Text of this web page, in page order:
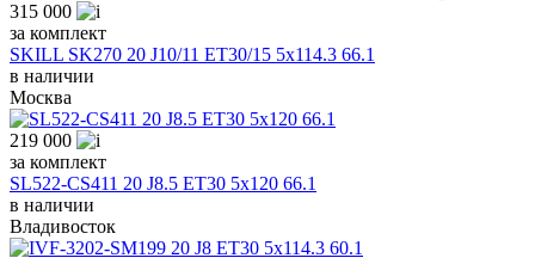
315 000
за комплект
SKILL SK270 20 J10/11 ET30/15 5x114.3 66.1
в наличии
Москва
219 000
за комплект
SL522-CS411 20 J8.5 ET30 5x120 66.1
в наличии
Владивосток